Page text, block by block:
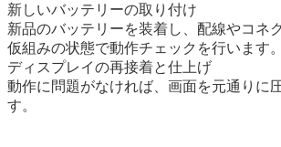
新しいバッテリーの取り付け
新品のバッテリーを装着し、配線やコネ
仮組みの状態で動作チェックを行います。
ディスプレイの再接着と仕上げ
動作に問題がなければ、画面を元通りに
す。